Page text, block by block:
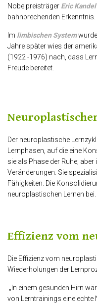
Nobelpreisträger Eric Kandel
bahnbrechenden Erkenntnis.
Im limbischen System
Jahre später wies der
(1922 -1976) nach, dass
Freude bereitet.
Der neuroplastische
Lernphasen, auf die eine
sie als Phase der Ruhe;
Veränderungen. Sie
Fähigkeiten. Die
neuroplastischen Lernen bei.
Effizienz vom
Die Effizienz vom
Wiederholungen der
„In einem gesunden Hirn
von Lerntrainings eine echte